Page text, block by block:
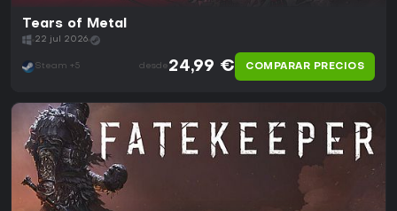
Tears of Metal
22 jul 2026
Steam +5 desde 24,99 € COMPARAR PRECIOS